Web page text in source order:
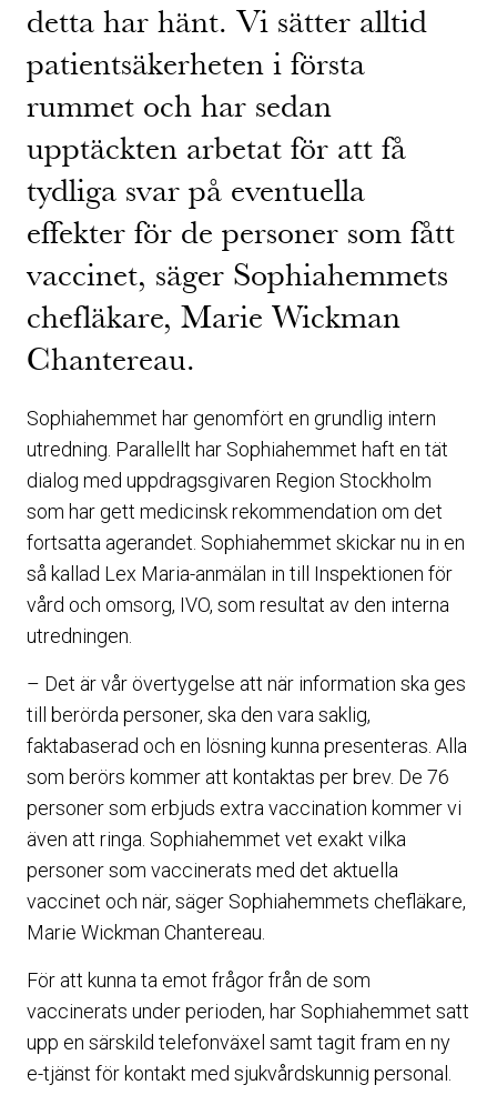
detta har hänt. Vi sätter alltid
patientsäkerheten i första
rummet och har sedan
upptäckten arbetat för att få
tydliga svar på eventuella
effekter för de personer som fått
vaccinet, säger Sophiahemmets
chefläkare, Marie Wickman
Chantereau.
Sophiahemmet har genomfört en grundlig intern
utredning. Parallellt har Sophiahemmet haft en tät
dialog med uppdragsgivaren Region Stockholm
som har gett medicinsk rekommendation om det
fortsatta agerandet. Sophiahemmet skickar nu in en
så kallad Lex Maria-anmälan in till Inspektionen för
vård och omsorg, IVO, som resultat av den interna
utredningen.
– Det är vår övertygelse att när information ska ges
till berörda personer, ska den vara saklig,
faktabaserad och en lösning kunna presenteras. Alla
som berörs kommer att kontaktas per brev. De 76
personer som erbjuds extra vaccination kommer vi
även att ringa. Sophiahemmet vet exakt vilka
personer som vaccinerats med det aktuella
vaccinet och när, säger Sophiahemmets chefläkare,
Marie Wickman Chantereau.
För att kunna ta emot frågor från de som
vaccinerats under perioden, har Sophiahemmet satt
upp en särskild telefonväxel samt tagit fram en ny
e-tjänst för kontakt med sjukvårdskunnig personal.